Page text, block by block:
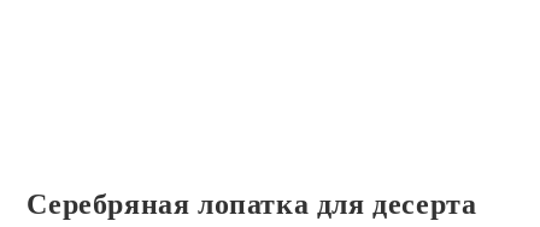
Серебряная лопатка для десерта